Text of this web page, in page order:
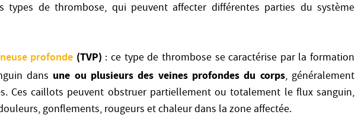
types de thrombose, qui peuvent affecter différentes parties du système
profonde (TVP) : ce type de thrombose se caractérise par la formation
dans une ou plusieurs des veines profondes du corps, généralement
Ces caillots peuvent obstruer partiellement ou totalement le flux sanguin,
gonflements, rougeurs et chaleur dans la zone affectée.